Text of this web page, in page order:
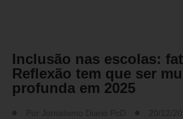
Inclusão nas escolas:
Reflexão tem que ser
profunda em 2025